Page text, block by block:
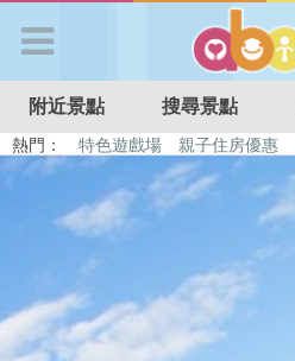
APP登入
首 頁
搜尋景點
好康優惠
附近景點 搜尋景點
熱門： 特色遊戲場 親子住房優惠
溜滑梯民宿
觀光工廠